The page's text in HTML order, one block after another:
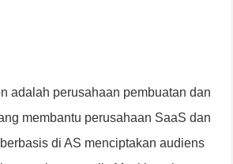
adalah perusahaan pembuatan dan
membantu perusahaan SaaS dan
di AS menciptakan audiens